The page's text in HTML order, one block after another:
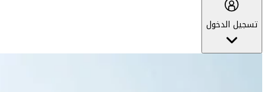
تسجيل الدخول